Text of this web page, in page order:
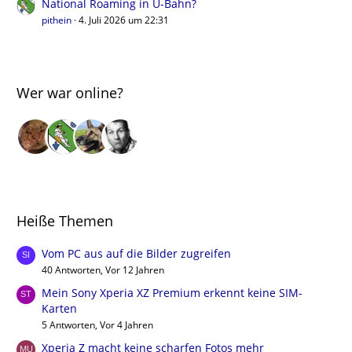
National Roaming in U-Bahn?
pithein 4. Juli 2026 um 22:31
Wer war online?
Heiße Themen
Vom PC aus auf die Bilder zugreifen
40 Antworten, Vor 12 Jahren
Mein Sony Xperia XZ Premium erkennt keine SIM-
Karten
5 Antworten, Vor 4 Jahren
Xperia Z macht keine scharfen Fotos mehr